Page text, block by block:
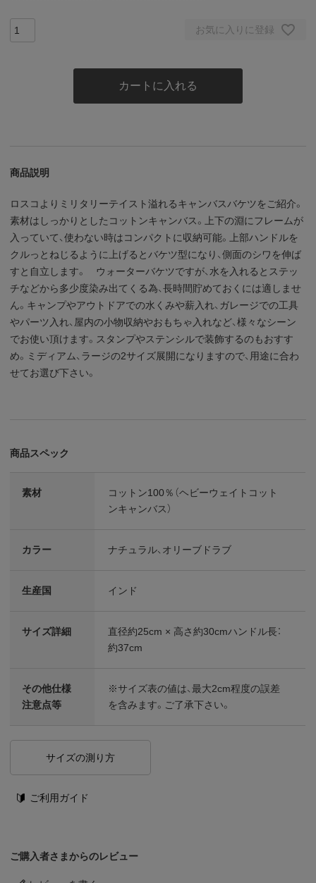
お気に入りに登録
カートに入れる
商品説明
ロスコよりミリタリーテイスト溢れるキャンバスバケツをご紹介。
素材はしっかりとしたコットンキャンバス。上下の淵にフレームが
入っていて、使わない時はコンパクトに収納可能。上部ハンドルを
クルっとねじるように上げるとバケツ型になり、側面のシワを伸ば
すと自立します。 ウォーターバケツですが、水を入れるとステッ
チなどから多少度染み出てくる為、長時間貯めておくには適しませ
ん。キャンプやアウトドアでの水くみや薪入れ、ガレージでの工具
やパーツ入れ、屋内の小物収納やおもちゃ入れなど、様々なシーン
でお使い頂けます。スタンプやステンシルで装飾するのもおすす
め。ミディアム、ラージの2サイズ展開になりますので、用途に合わ
せてお選び下さい。
商品スペック
素材
コットン100％（ヘビーウェイトコット
ンキャンバス）
カラー ナチュラル、オリーブドラブ
生産国 インド
サイズ詳細
直径約25cm × 高さ約30cmハンドル長：
約37cm
その他仕様
注意点等
※サイズ表の値は、最大2cm程度の誤差
を含みます。ご了承下さい。
サイズの測り方
ご利用ガイド
ご購入者さまからのレビュー